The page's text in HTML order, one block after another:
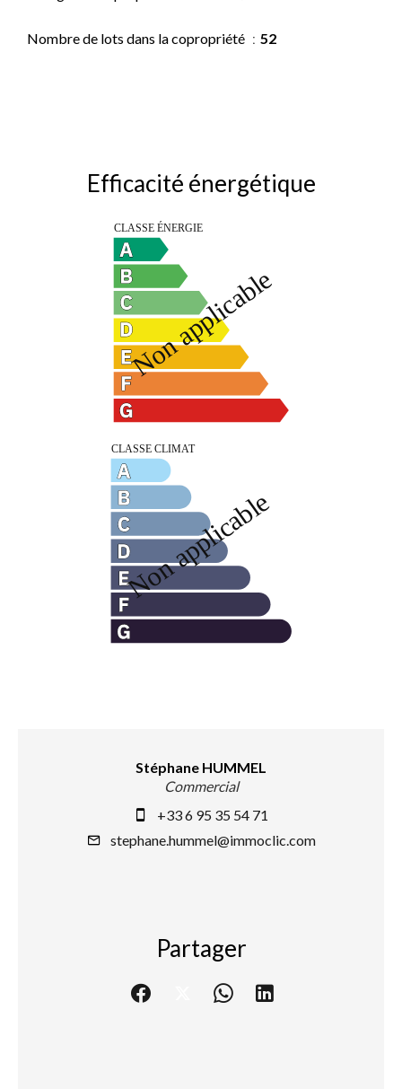
Nombre de lots dans la copropriété 52
Efficacité énergétique
Stéphane HUMMEL
Commercial
+33 6 95 35 54 71
stephane.hummel@immoclic.com
Partager